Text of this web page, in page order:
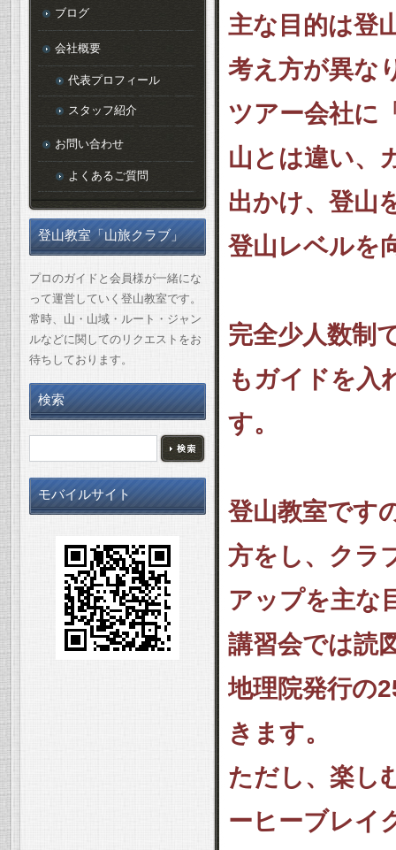
主な目的は登
考え方が異な
ツアー会社に
山とは違い、
出かけ、登山
登山レベルを
完全少人数制
もガイドを入
す。
登山教室です
方をし、クラ
アップを主な
講習会では読
地理院発行の
きます。
ただし、楽し
ーヒーブレイ
ブログ
会社概要
代表プロフィール
スタッフ紹介
お問い合わせ
よくあるご質問
登山教室「山旅クラブ」
プロのガイドと会員様が一緒にな
って運営していく登山教室です。
常時、山・山域・ルート・ジャン
ルなどに関してのリクエストをお
待ちしております。
検索
モバイルサイト